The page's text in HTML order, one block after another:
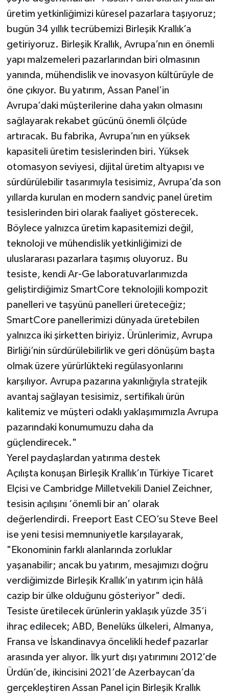
üretim yetkinliğimizi küresel pazarlara taşıyoruz;
bugün 34 yıllık tecrübemizi Birleşik Krallık’a
getiriyoruz. Birleşik Krallık, Avrupa’nın en önemli
yapı malzemeleri pazarlarından biri olmasının
yanında, mühendislik ve inovasyon kültürüyle de
öne çıkıyor. Bu yatırım, Assan Panel’in
Avrupa’daki müşterilerine daha yakın olmasını
sağlayarak rekabet gücünü önemli ölçüde
artıracak. Bu fabrika, Avrupa’nın en yüksek
kapasiteli üretim tesislerinden biri. Yüksek
otomasyon seviyesi, dijital üretim altyapısı ve
sürdürülebilir tasarımıyla tesisimiz, Avrupa’da son
yıllarda kurulan en modern sandviç panel üretim
tesislerinden biri olarak faaliyet gösterecek.
Böylece yalnızca üretim kapasitemizi değil,
teknoloji ve mühendislik yetkinliğimizi de
uluslararası pazarlara taşımış oluyoruz. Bu
tesiste, kendi Ar-Ge laboratuvarlarımızda
geliştirdiğimiz SmartCore teknolojili kompozit
panelleri ve taşyünü panelleri üreteceğiz;
SmartCore panellerimizi dünyada üretebilen
yalnızca iki şirketten biriyiz. Ürünlerimiz, Avrupa
Birliği’nin sürdürülebilirlik ve geri dönüşüm başta
olmak üzere yürürlükteki regülasyonlarını
karşılıyor. Avrupa pazarına yakınlığıyla stratejik
avantaj sağlayan tesisimiz, sertifikalı ürün
kalitemiz ve müşteri odaklı yaklaşımımızla Avrupa
pazarındaki konumumuzu daha da
güçlendirecek."
Yerel paydaşlardan yatırıma destek
Açılışta konuşan Birleşik Krallık’ın Türkiye Ticaret
Elçisi ve Cambridge Milletvekili Daniel Zeichner,
tesisin açılışını ‘önemli bir an’ olarak
değerlendirdi. Freeport East CEO’su Steve Beel
ise yeni tesisi memnuniyetle karşılayarak,
"Ekonominin farklı alanlarında zorluklar
yaşanabilir; ancak bu yatırım, mesajımızı doğru
verdiğimizde Birleşik Krallık’ın yatırım için hâlâ
cazip bir ülke olduğunu gösteriyor" dedi.
Tesiste üretilecek ürünlerin yaklaşık yüzde 35’i
ihraç edilecek; ABD, Benelüks ülkeleri, Almanya,
Fransa ve İskandinavya öncelikli hedef pazarlar
arasında yer alıyor. İlk yurt dışı yatırımını 2012’de
Ürdün’de, ikincisini 2021’de Azerbaycan’da
gerçekleştiren Assan Panel için Birleşik Krallık